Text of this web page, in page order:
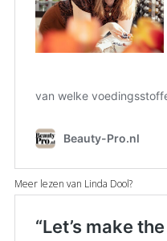
Meer lezen van Linda Dool?